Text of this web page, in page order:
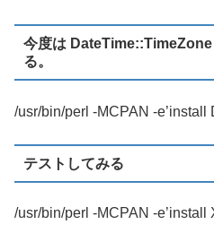
今度は
る。
/usr/bin/perl -MCPAN -e’install
テストしてみる
/usr/bin/perl -MCPAN -e’install